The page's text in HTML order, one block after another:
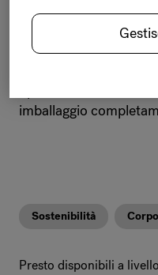
Noi di Belcolade
migliorare la
cioccolato. In linea
imballaggio
Sostenibilità
Presto disponibili a